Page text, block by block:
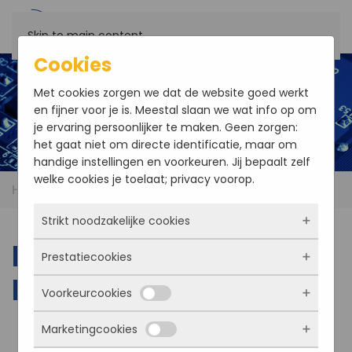
Skip to main content
Home Products Renice X17 2.5'' PATA IDE SSD
Renice X17 2.5'' PATA
IDE SSD
Cookies
Met cookies zorgen we dat de website goed werkt
en fijner voor je is. Meestal slaan we wat info op om
je ervaring persoonlijker te maken. Geen zorgen:
het gaat niet om directe identificatie, maar om
handige instellingen en voorkeuren. Jij bepaalt zelf
welke cookies je toelaat; privacy voorop.
Strikt noodzakelijke cookies
Deze cookies zorgen ervoor dat de website
überhaupt werkt. Ze zijn dus altijd actief en
kunnen niet worden uitgezet. Meestal worden
ze alleen geplaatst als jij iets doet, zoals
inloggen, een formulier invullen of je
Prestatiecookies
Met deze cookies zien we hoe vaak onze site
bezocht wordt, waar bezoekers vandaan
komen en welke pagina’s populair zijn. Zo
Voorkeurcookies
Deze cookies onthouden jouw voorkeuren.
Marketingcookies